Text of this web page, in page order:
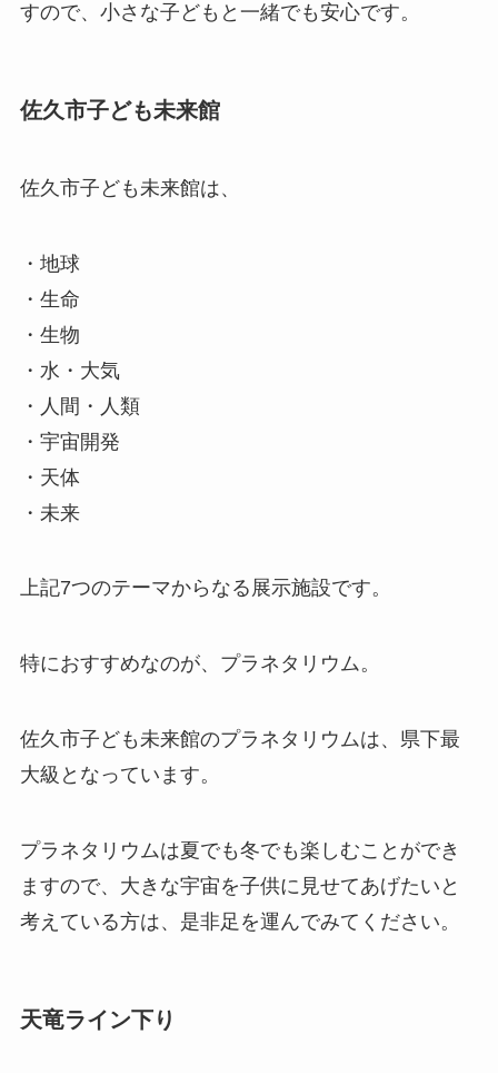
すので、小さな子どもと一緒でも安心です。
佐久市子ども未来館
佐久市子ども未来館は、
・地球
・生命
・生物
・水・大気
・人間・人類
・宇宙開発
・天体
・未来
上記7つのテーマからなる展示施設です。
特におすすめなのが、プラネタリウム。
佐久市子ども未来館のプラネタリウムは、県下最
大級となっています。
プラネタリウムは夏でも冬でも楽しむことができ
ますので、大きな宇宙を子供に見せてあげたいと
考えている方は、是非足を運んでみてください。
天竜ライン下り